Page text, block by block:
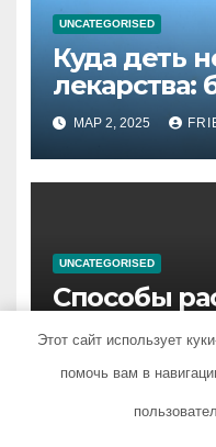
UNCATEGORISED
Куда деть
лекарства:
способы
МАР 2, 2025
UNCATEGORISED
Способы
системы
Этот сайт использует
помочь вам в